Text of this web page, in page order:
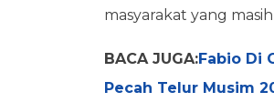
masyarakat yang
BACA JUGA:Fabio Di
Pecah Telur Musim